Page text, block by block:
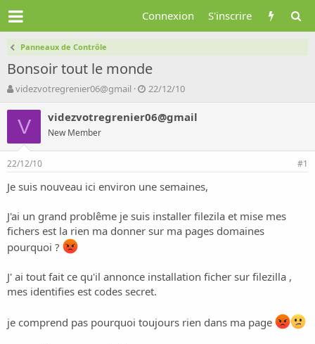
Connexion S'inscrire
Panneaux de Contrôle
Bonsoir tout le monde
A
t
e
r
d
l
d
i
c
s
s
n
videzvotregrenier06@gmail
D
t
e
b
t
22/12/10
V videzvotregrenier06@gmail
New Member
22/12/10 #1
Je suis nouveau ici environ une semaines,
J'ai un grand problême je suis installer filezila et mise mes
fichers est la rien ma donner sur ma pages domaines
pourquoi ?
J' ai tout fait ce qu'il annonce installation ficher sur filezilla ,
mes identifies est codes secret.
je comprend pas pourquoi toujours rien dans ma page